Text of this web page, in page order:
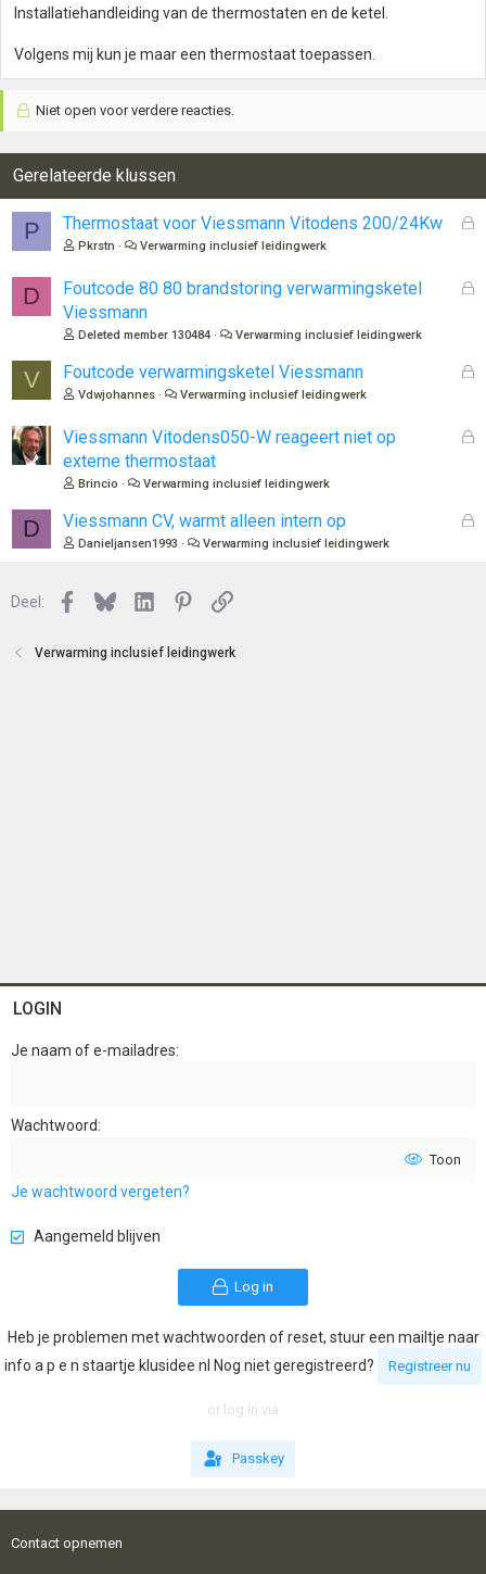
Installatiehandleiding van de thermostaten en de ketel.
Volgens mij kun je maar een thermostaat toepassen.
Niet open voor verdere reacties.
Gerelateerde klussen
P
G
Thermostaat voor Viessmann Vitodens 200/24Kw
Pkrstn Verwarming inclusief leidingwerk
D
G
o
Foutcode 80 80 brandstoring verwarmingsketel
Viessmann
Deleted member 130484 Verwarming inclusief leidingwerk
V
G
Foutcode verwarmingsketel Viessmann
Vdwjohannes Verwarming inclusief leidingwerk
G
o
Viessmann Vitodens050-W reageert niet op
externe thermostaat
Brincio Verwarming inclusief leidingwerk
D
G
Viessmann CV, warmt alleen intern op
Danieljansen1993 Verwarming inclusief leidingwerk
Deel: Facebook
BlueskyLinkedInPinterest
Link
Verwarming inclusief leidingwerk
LOGIN
Je naam of e-mailadres
Wachtwoord
Toon
Je wachtwoord vergeten?
Aangemeld blijven
Log in
Heb je problemen met wachtwoorden of reset, stuur een mailtje naar
info a p e n staartje klusidee nl Nog niet geregistreerd?
Registreer nu
or log in via
Passkey
Contact opnemen